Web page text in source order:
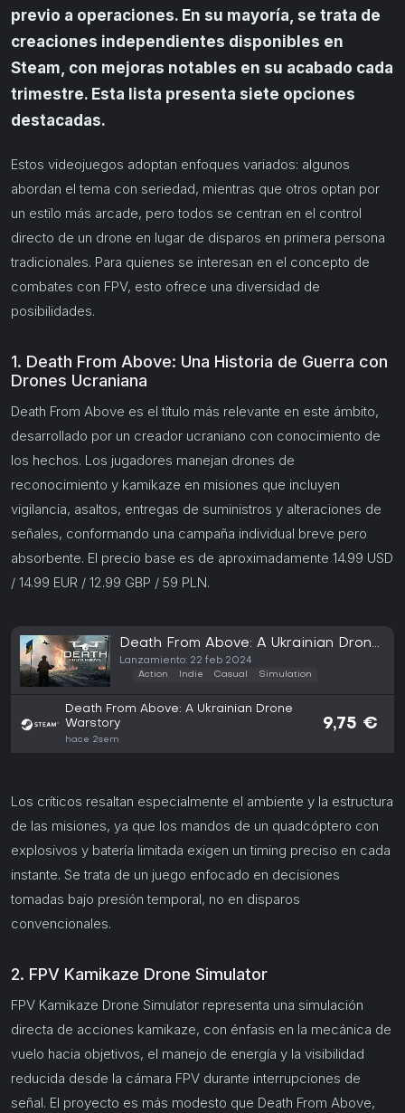
previo a operaciones. En su mayoría, se trata de
creaciones independientes disponibles en
Steam, con mejoras notables en su acabado cada
trimestre. Esta lista presenta siete opciones
destacadas.
Estos videojuegos adoptan enfoques variados: algunos
abordan el tema con seriedad, mientras que otros optan por
un estilo más arcade, pero todos se centran en el control
directo de un drone en lugar de disparos en primera persona
tradicionales. Para quienes se interesan en el concepto de
combates con FPV, esto ofrece una diversidad de
posibilidades.
1. Death From Above: Una Historia de Guerra con
Drones Ucraniana
Death From Above es el título más relevante en este ámbito,
desarrollado por un creador ucraniano con conocimiento de
los hechos. Los jugadores manejan drones de
reconocimiento y kamikaze en misiones que incluyen
vigilancia, asaltos, entregas de suministros y alteraciones de
señales, conformando una campaña individual breve pero
absorbente. El precio base es de aproximadamente 14.99 USD
/ 14.99 EUR / 12.99 GBP / 59 PLN.
Death From Above: A Ukrainian Drone
Warstory (PC)
Lanzamiento: 22 feb 2024
Action Indie Casual Simulation
Death From Above: A Ukrainian Drone
Warstory
hace 2sem
9,75 €
Los críticos resaltan especialmente el ambiente y la estructura
de las misiones, ya que los mandos de un quadcóptero con
explosivos y batería limitada exigen un timing preciso en cada
instante. Se trata de un juego enfocado en decisiones
tomadas bajo presión temporal, no en disparos
convencionales.
2. FPV Kamikaze Drone Simulator
FPV Kamikaze Drone Simulator representa una simulación
directa de acciones kamikaze, con énfasis en la mecánica de
vuelo hacia objetivos, el manejo de energía y la visibilidad
reducida desde la cámara FPV durante interrupciones de
señal. El proyecto es más modesto que Death From Above,